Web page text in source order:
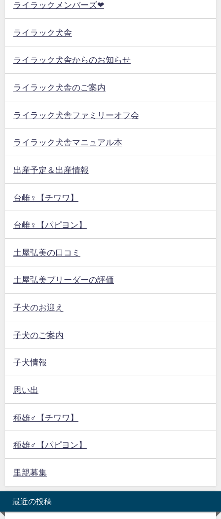
ライラックメンバーズ❤
ライラック犬舎
ライラック犬舎からのお知らせ
ライラック犬舎のご案内
ライラック犬舎ファミリーオフ会
ライラック犬舎マニュアル本
出産予定＆出産情報
台雌♀【チワワ】
台雌♀【パピヨン】
土屋弘美の口コミ
土屋弘美ブリーダーの評価
子犬のお迎え
子犬のご案内
子犬情報
思い出
種雄♂【チワワ】
種雄♂【パピヨン】
里親募集
最近の投稿